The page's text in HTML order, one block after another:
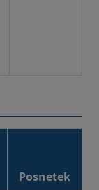
Posnetek